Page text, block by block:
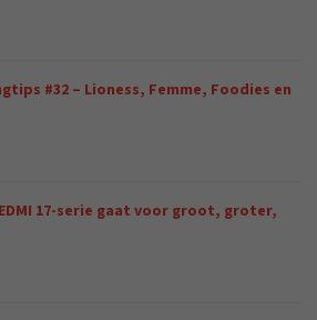
#32 – Lioness, Femme, Foodies en
17-serie gaat voor groot, groter,